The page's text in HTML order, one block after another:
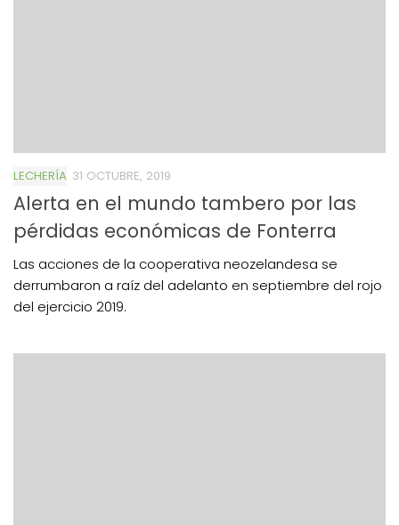
LECHERÍA 31 OCTUBRE, 2019
Alerta en el mundo tambero por las
pérdidas económicas de Fonterra
Las acciones de la cooperativa neozelandesa se
derrumbaron a raíz del adelanto en septiembre del rojo
del ejercicio 2019.